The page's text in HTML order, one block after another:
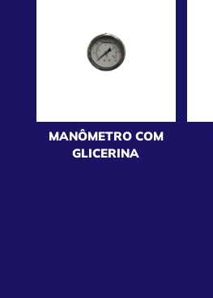
MANÔMETRO COM
GLICERINA